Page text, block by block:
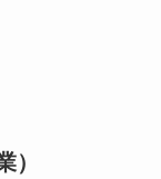
）